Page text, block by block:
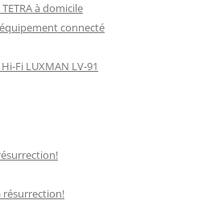
à domicile
connecté
Fi LUXMAN LV-91
résurrection!